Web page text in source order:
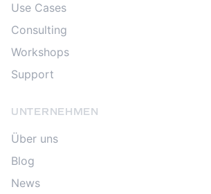
Use Cases
Consulting
Workshops
Support
UNTERNEHMEN
Über uns
Blog
News